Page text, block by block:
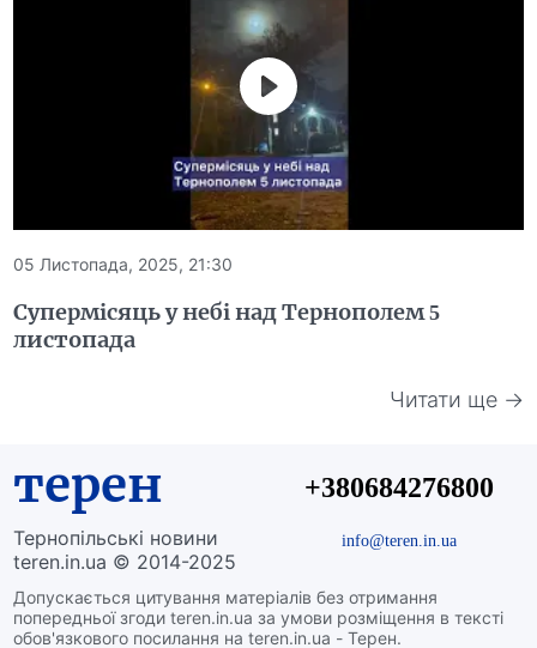
05 Листопада, 2025, 21:30
Супермісяць у небі над Тернополем 5
листопада
Читати ще →
терен
Тернопільські новини
teren.in.ua © 2014-2025
Допускається цитування матеріалів без отримання
попередньої згоди teren.in.ua за умови розміщення в тексті
обов'язкового посилання на teren.in.ua - Терен.
+380684276800
info@teren.in.ua